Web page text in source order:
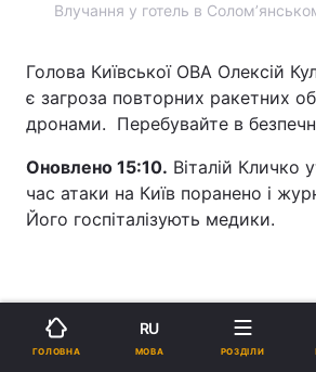
Влучання у готель в
Голова Київської ОВА Олексій
є загроза повторних ракетних
дронами. Перебувайте в
Оновлено 15:10. Віталій Кличко
час атаки на Київ поранено і
Його госпіталізують медики.
ГОЛОВНА
RU
МОВА РОЗДІЛИ